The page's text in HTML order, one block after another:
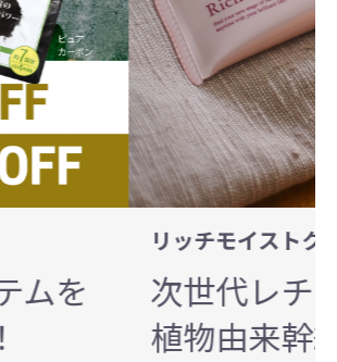
リッチモイストクリーム PT
次世代レチノール様
植物由来幹細胞エキ